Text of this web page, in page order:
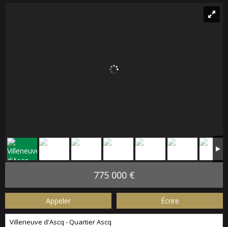
775 000 €
Appeler Écrire
Villeneuve d'Ascq - Quartier Ascq